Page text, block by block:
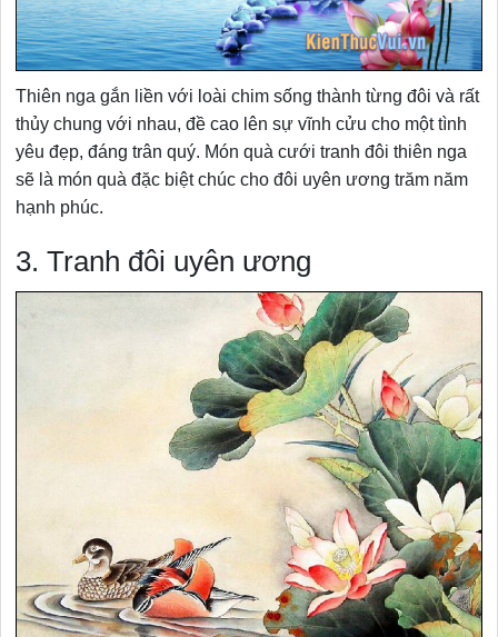
Thiên nga gắn liền với loài chim sống thành từng đôi và rất
thủy chung với nhau, đề cao lên sự vĩnh cửu cho một tình
yêu đẹp, đáng trân quý. Món quà cưới tranh đôi thiên nga
sẽ là món quà đặc biệt chúc cho đôi uyên ương trăm năm
hạnh phúc.
3. Tranh đôi uyên ương